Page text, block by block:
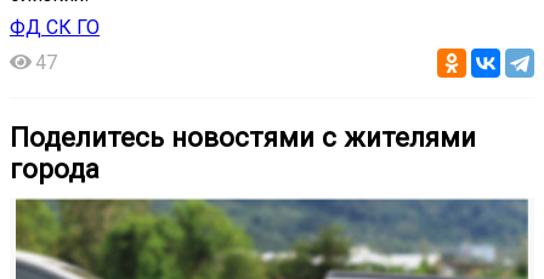
ФД СК ГО
47
Поделитесь новостями с жителями
города